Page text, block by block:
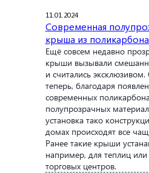
11.01.2024
Современная
крыша из
Ещё совсем недавно
крыши вызывали
и считались
теперь, благодаря
современных
полупрозрачных
установка тако
домах происходят все
Ранее такие крыши
например, для теплиц или
торговых центров.